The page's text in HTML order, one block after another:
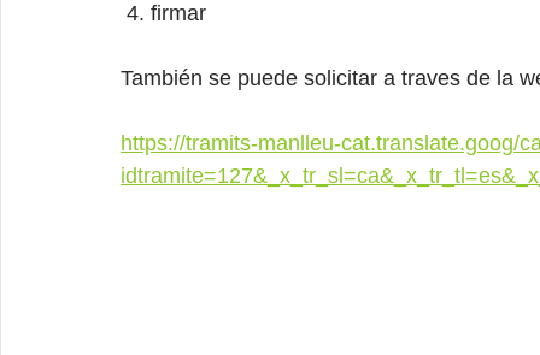
4. firmar
También se puede solicitar a traves de la
https://tramits-manlleu-cat.translate.goog/